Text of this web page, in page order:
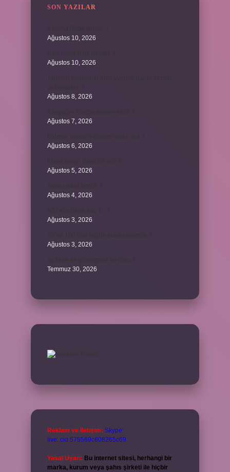
SON YAZILAR
Ağustos 10, 2026
Ağustos 10, 2026
Ağustos 8, 2026
Ağustos 7, 2026
Ağustos 6, 2026
Ağustos 5, 2026
Ağustos 4, 2026
Ağustos 3, 2026
Ağustos 3, 2026
Temmuz 30, 2026
Reklam ve İletişim: Skype:
live:.cid.575569c608265c69
Yasal Uyarı: Bu internet sitesi, herhangi bir
marka, kurum veya şahıs şirketi ile hiçbir